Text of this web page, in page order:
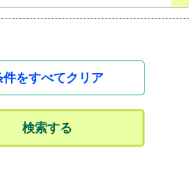
件をすべてクリア
検索する